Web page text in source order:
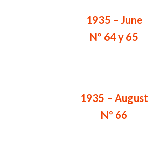
1935 – June
Nº 64 y 65
1935 – August
Nº 66